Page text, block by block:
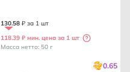
130.58 ₽ за 1 шт
118.39 ₽ мин. цена за 1 шт
Масса нетто: 50 г
0.65